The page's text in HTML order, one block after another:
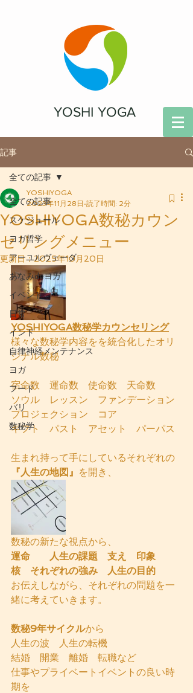
YOSHI YOGA
記事
全ての記事
スケジュール
ヨガ哲学
アーユルヴェーダ
あなみdeヨガ
イベント
日常
インド
自律神経メンテナンス
ヨガ
フード
バリ
数秘学
全ての記事
YOSHIYOGA数秘カウン
セリングメニュー
YOSHIYOGA
2023年11月28日 読了時間: 2分
更新日：2025年10月20日
YOSHIYOGA数秘学カウンセリング
様々な数秘学内容をを統合化したオリ
ジナル数秘
宿命数　運命数　使命数　天命数
ソウル　レッスン　ファンデーション
プロジェクション　コア
ギフト　パスト　アセット　パーパス
生まれ持って手にしているそれぞれの
『人生の地図』 を開き、
数秘の新たな視点から、
運命　　人生の課題　支え　印象
核　それぞれの強み　人生の目的
お伝えしながら、それぞれの問題を一
緒に考えていきます。
数秘9年サイクルから
人生の波　人生の転機
結婚　開業　離婚　転職など
仕事やプライベートイベントの良い時
期を